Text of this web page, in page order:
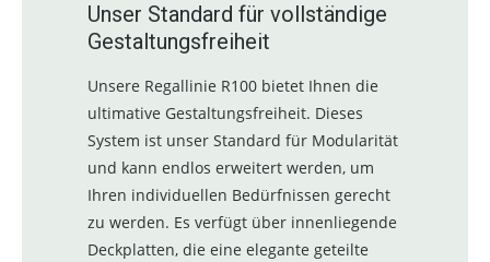
Unser Standard für vollständige
Gestaltungsfreiheit
Unsere Regallinie R100 bietet Ihnen die
ultimative Gestaltungsfreiheit. Dieses
System ist unser Standard für Modularität
und kann endlos erweitert werden, um
Ihren individuellen Bedürfnissen gerecht
zu werden. Es verfügt über innenliegende
Deckplatten, die eine elegante geteilte